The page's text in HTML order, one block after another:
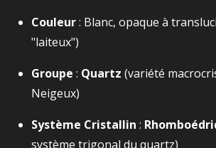
Couleur: Blanc, opaque à
"laiteux")
Groupe : Quartz (variété
Neigeux)
Système Cristallin :
système trigonal du quartz)